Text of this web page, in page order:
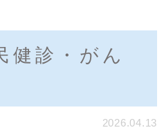
健診・がん
2026.04.13